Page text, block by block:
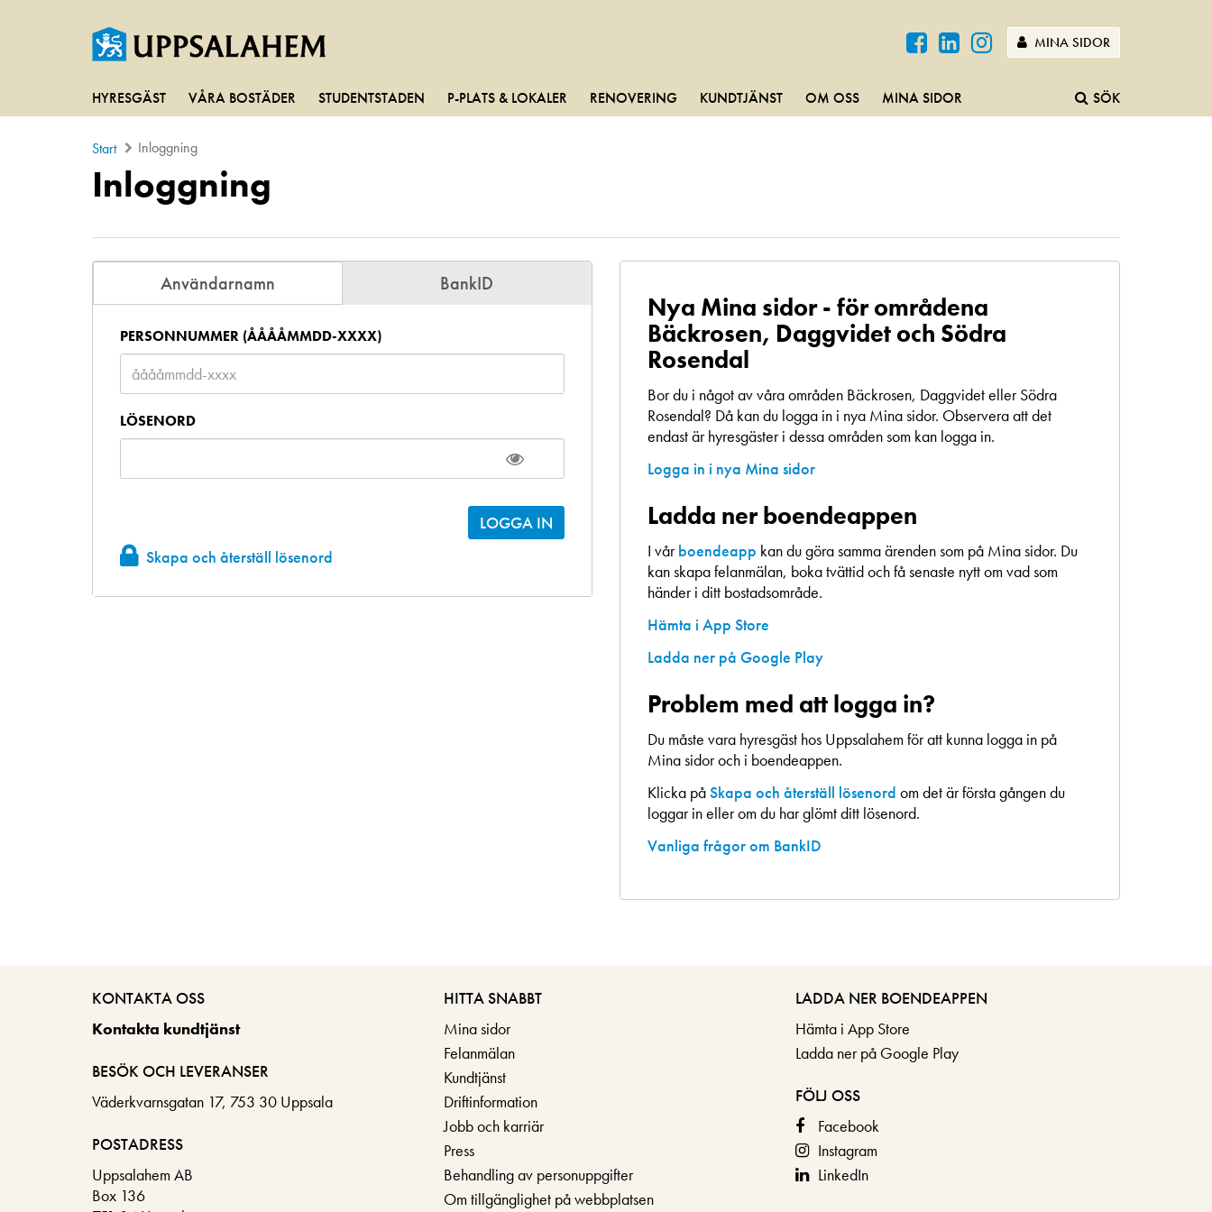
MINA SIDOR
HYRESGÄST VÅRA BOSTÄDER STUDENTSTADEN P-PLATS & LOKALER RENOVERING KUNDTJÄNST OM OSS MINA SIDOR SÖK
Start Inloggning
Inloggning
Användarnamn BankID
PERSONNUMMER (ÅÅÅÅMMDD-XXXX)
LÖSENORD
Skapa och återställ lösenord
Nya Mina sidor - för områdena
Bäckrosen, Daggvidet och Södra
Rosendal
Bor du i något av våra områden Bäckrosen, Daggvidet eller Södra
Rosendal? Då kan du logga in i nya Mina sidor. Observera att det
endast är hyresgäster i dessa områden som kan logga in.
Logga in i nya Mina sidor
Ladda ner boendeappen
I vårboendeapp kan du göra samma ärenden som på Mina sidor. Du
kan skapa felanmälan, boka tvättid och få senaste nytt om vad som
händer i ditt bostadsområde.
Hämta i App Store
Ladda ner på Google Play
Problem med att logga in?
Du måste vara hyresgäst hos Uppsalahem för att kunna logga in på
Mina sidor och i boendeappen.
Klicka påSkapa och återställ lösenord om det är första gången du
loggar in eller om du har glömt ditt lösenord.
Vanliga frågor om BankID
KONTAKTA OSS
Kontakta kundtjänst
BESÖK OCH LEVERANSER
Väderkvarnsgatan 17, 753 30 Uppsala
POSTADRESS
Uppsalahem AB
Box 136
HITTA SNABBT
Mina sidor
Felanmälan
Kundtjänst
Driftinformation
Jobb och karriär
Press
Behandling av personuppgifter
Om tillgänglighet på webbplatsen
LADDA NER BOENDEAPPEN
Hämta i App Store
Ladda ner på Google Play
FÖLJ OSS
Facebook
Instagram
LinkedIn